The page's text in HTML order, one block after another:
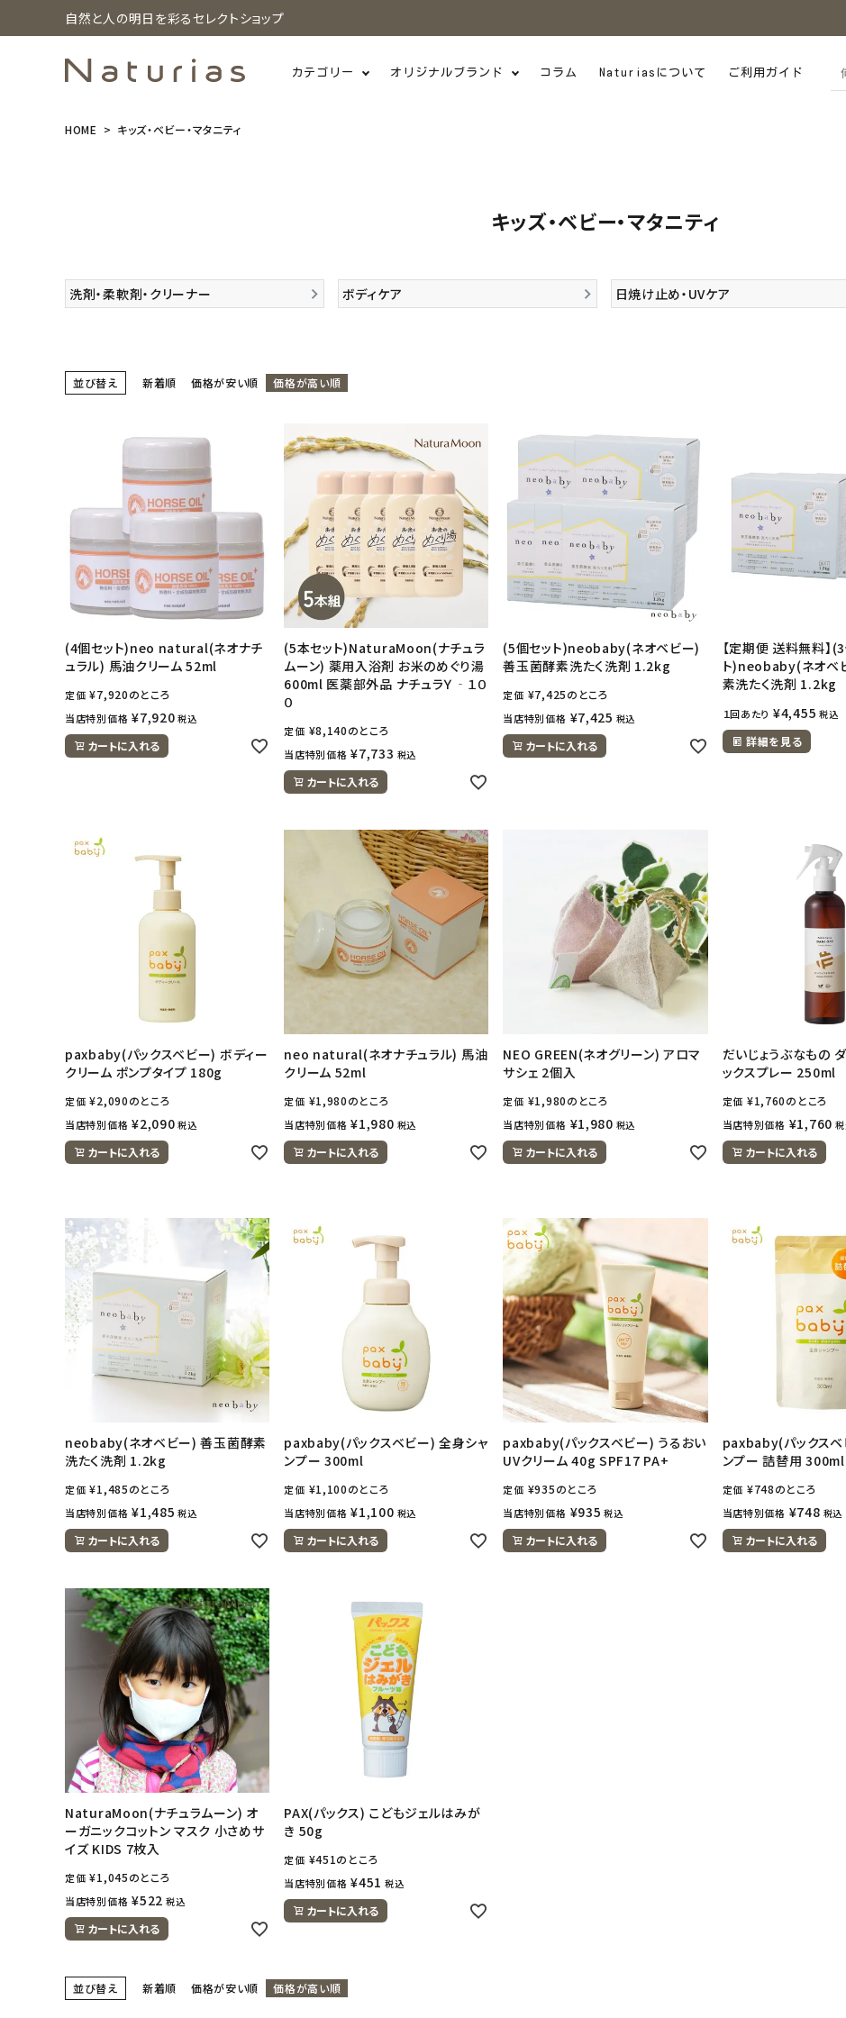
自然と人の明日を彩るセレクトショップ
カテゴリー オリジナルブランド コラム Naturiasについて ご利用ガイド
カテゴリーから探す
インナー・下着・ナイトウェア
キッズ・ベビー・マタニティ
キッチン用品
フード・ドリンク
定期購入
ナチュラムーン
アルモニベルツ
コラム・スタッフのおすすめ
ご利用ガイド等
アカウント情報
ようこそ ゲスト 様
ログイン person 会員登録
HOME キッズ・ベビー・マタニティ
キッズ・ベビー・マタニティ
洗剤・柔軟剤・クリーナー
ボディケア 日焼け止め・UVケア
並び替え 新着順 価格が安い順 価格が高い順
(4個セット)neo natural(ネオナチ
ュラル) 馬油クリーム 52ml
定価 ¥7,920のところ
当店特別価格 ¥7,920 税込
カートに入れる
(5本セット)NaturaMoon(ナチュラ
ムーン) 薬用入浴剤 お米のめぐり湯
600ml 医薬部外品 ナチュラＹ‐１０
０
定価 ¥8,140のところ
当店特別価格 ¥7,733 税込
カートに入れる
(5個セット)neobaby(ネオベビー)
善玉菌酵素洗たく洗剤 1.2kg
定価 ¥7,425のところ
当店特別価格 ¥7,425 税込
カートに入れる
【定期便 送料無料】
ト)neobaby(ネオベ
素洗たく洗剤 1.2kg
１回あたり ¥4,455 税込
詳細を見る
paxbaby(パックスベビー) ボディー
クリーム ポンプタイプ 180g
定価 ¥2,090のところ
当店特別価格 ¥2,090 税込
カートに入れる
neo natural(ネオナチュラル) 馬油
クリーム 52ml
定価 ¥1,980のところ
当店特別価格 ¥1,980 税込
カートに入れる
NEO GREEN(ネオグリーン) アロマ
サシェ 2個入
定価 ¥1,980のところ
当店特別価格 ¥1,980 税込
カートに入れる
だいじょうぶなもの
ックスプレー 250ml
定価 ¥1,760のところ
当店特別価格 ¥1,760
カートに入れる
neobaby(ネオベビー) 善玉菌酵素
洗たく洗剤 1.2kg
定価 ¥1,485のところ
当店特別価格 ¥1,485 税込
カートに入れる
paxbaby(パックスベビー) 全身シャ
ンプー 300ml
定価 ¥1,100のところ
当店特別価格 ¥1,100 税込
カートに入れる
paxbaby(パックスベビー) うるおい
UVクリーム 40g SPF17 PA+
定価 ¥935のところ
当店特別価格 ¥935 税込
カートに入れる
paxbaby(パックスベ
ンプー 詰替用 300ml
定価 ¥748のところ
当店特別価格 ¥748 税込
カートに入れる
NaturaMoon(ナチュラムーン) オ
ーガニックコットン マスク 小さめサ
イズ KIDS 7枚入
定価 ¥1,045のところ
当店特別価格 ¥522 税込
カートに入れる
PAX(パックス) こどもジェルはみが
き 50g
定価 ¥451のところ
当店特別価格 ¥451 税込
カートに入れる
並び替え 新着順 価格が安い順 価格が高い順